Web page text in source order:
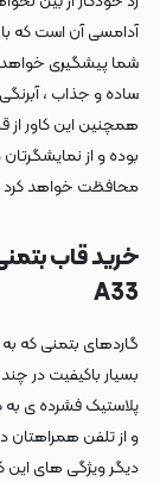
آدامسی آن است که
شما پیشگیری خواهد
ساده و جذاب ،
همچنین این کاور
بوده و از
محافظت خواهد کرد
خرید قاب
A33
گاردهای بتمنی که به
بسیار باکیفیت در
پلاستیک فشرده ی به
و از تلفن همراهتان
دیگر ویژگی های این